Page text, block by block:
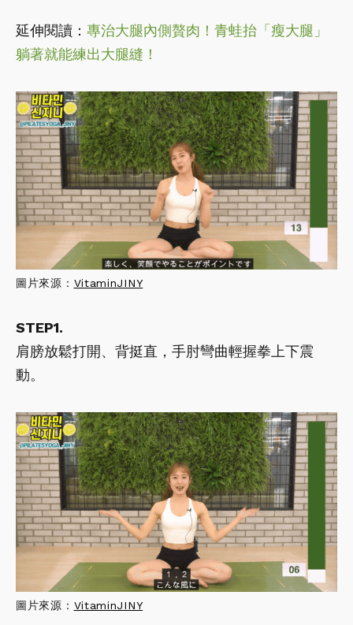
延伸閱讀： 專治大腿內側贅肉！青蛙抬「瘦大腿」
躺著就能練出大腿縫！
圖片來源： VitaminJINY
STEP1.
肩膀放鬆打開、背挺直，手肘彎曲輕握拳上下震
動。
圖片來源： VitaminJINY